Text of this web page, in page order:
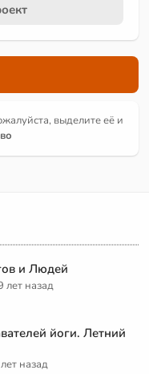
выделите её и
и Людей
лет назад
йоги. Летний
назад